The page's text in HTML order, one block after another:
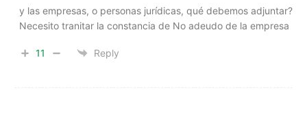
y las empresas, o personas jurídicas, qué debemos adjuntar?
Necesito tranitar la constancia de No adeudo de la empresa
11 Reply